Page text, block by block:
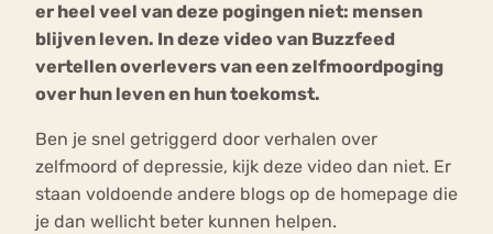
er heel veel van deze pogingen niet: mensen
blijven leven. In deze video van Buzzfeed
vertellen overlevers van een zelfmoordpoging
over hun leven en hun toekomst.
Ben je snel getriggerd door verhalen over
zelfmoord of depressie, kijk deze video dan niet. Er
staan voldoende andere blogs op de homepage die
je dan wellicht beter kunnen helpen.